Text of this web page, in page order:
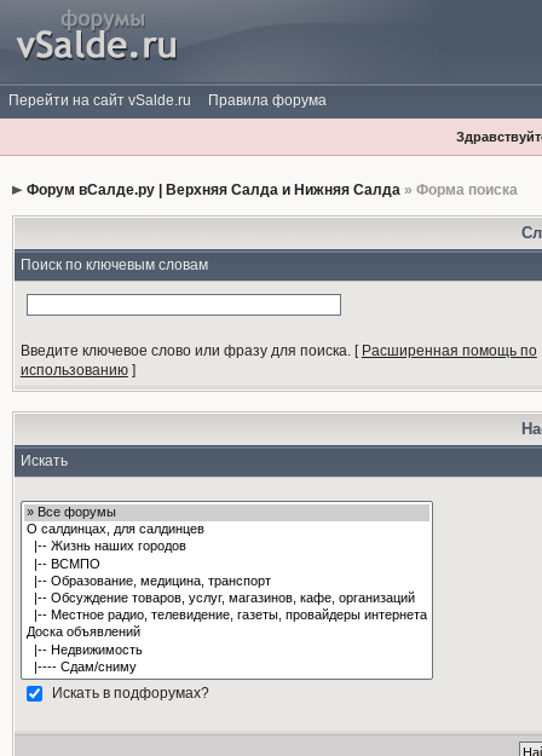
Перейти на сайт vSalde.ru Правила форума
Форум вСалде.ру | Верхняя Салда и Нижняя Салда» Форма поиска
Поиск по ключевым словам
Введите ключевое слово или фразу для поиска.[ Расширенная помощь по
использованию]
Искать
Искать в подфорумах?